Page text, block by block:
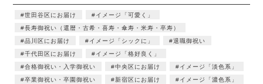
世田谷区にお届け
イメージ「可愛く」
長寿御祝い（還暦・古希・喜寿・傘寿・米寿・卒寿）
品川区にお届け
イメージ「シックに」
退職御祝い
千代田区にお届け
イメージ「格好良く」
合格御祝い・入学御祝い
中央区にお届け
イメージ「淡色系」
卒業御祝い・卒園御祝い
新宿区にお届け
イメージ「濃色系」